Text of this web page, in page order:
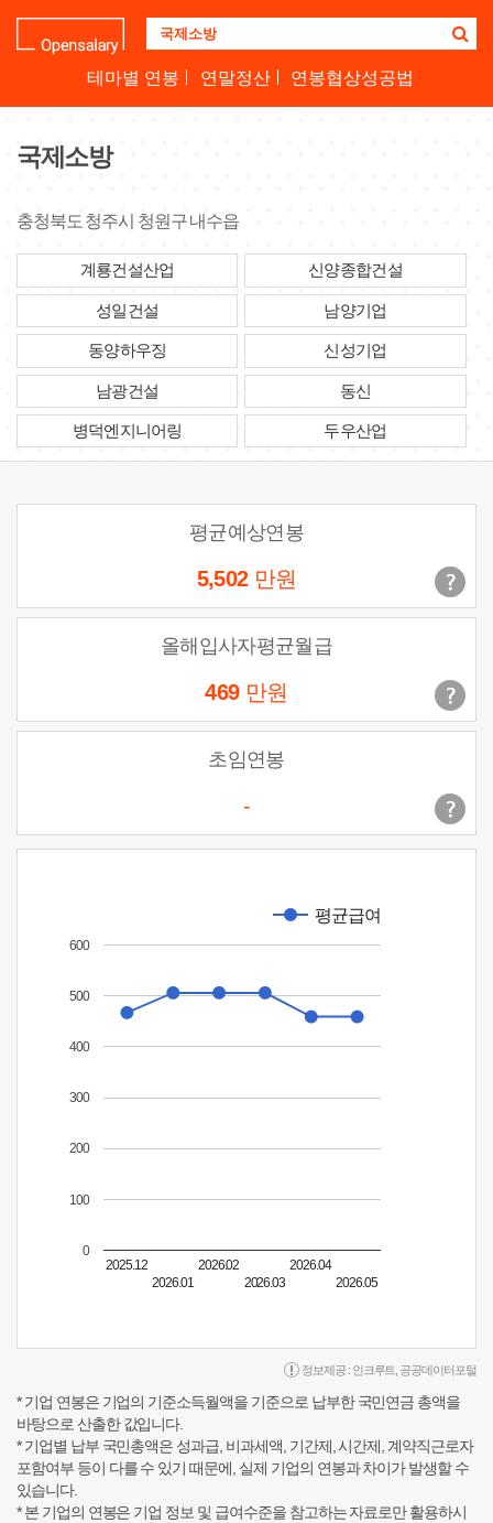
업
명
테마별 연봉 연말정산 연봉협상성공법
국제소방
충청북도 청주시 청원구 내수읍
계룡건설산업 신양종합건설
성일건설 남양기업
동양하우징 신성기업
남광건설 동신
병덕엔지니어링 두우산업
평균예상연봉
5,502 만원
올해입사자평균월급
469 만원
초임연봉
-
평균급여
2025.12
2026.01
2026.02
2026.03
2026.04
2026.05
0
100
200
300
400
500
600
정보제공 : 인크루트 공공데이터포털
* 기업 연봉은 기업의 기준소득월액을 기준으로 납부한 국민연금 총액을
바탕으로 산출한 값입니다.
* 기업별 납부 국민총액은 성과급, 비과세액, 기간제, 시간제, 계약직근로자
포함여부 등이 다를 수 있기 때문에, 실제 기업의 연봉과 차이가 발생할 수
있습니다.
* 본 기업의 연봉은 기업 정보 및 급여수준을 참고하는 자료로만 활용하시